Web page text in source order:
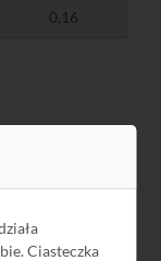
Ciasteczka
0,16
11-15